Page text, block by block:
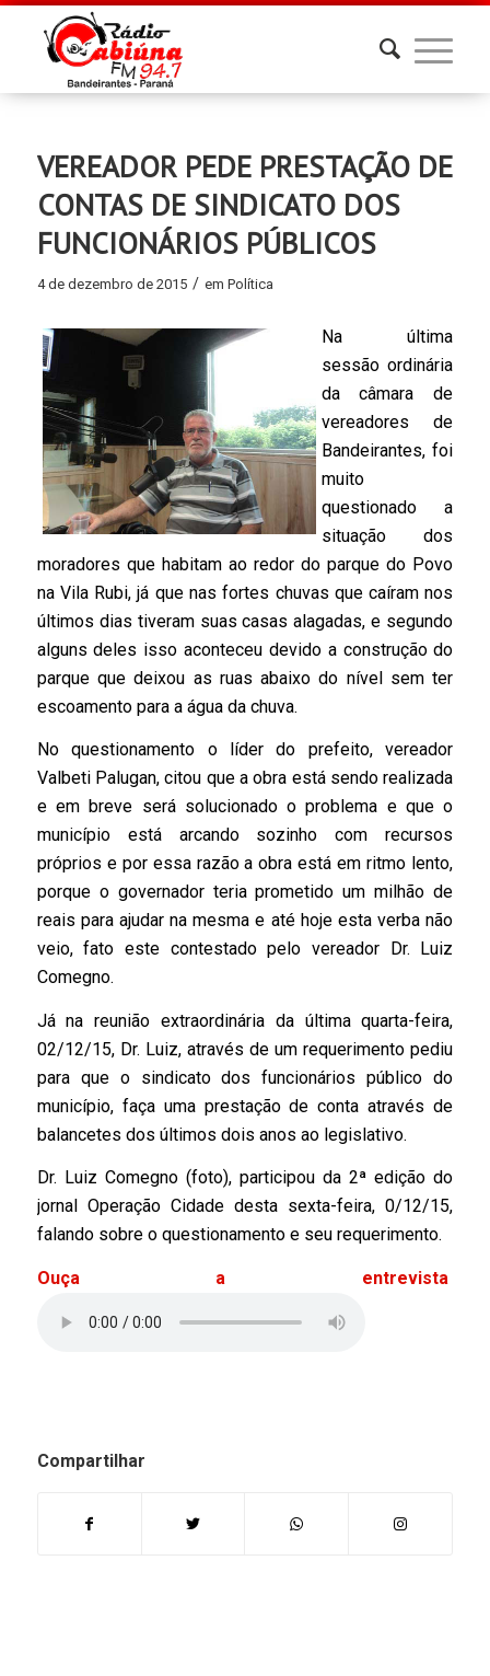
VEREADOR PEDE PRESTAÇÃO DE
CONTAS DE SINDICATO DOS
FUNCIONÁRIOS PÚBLICOS
4 de dezembro de 2015 / em Política
Na última
sessão ordinária
da câmara de
vereadores de
Bandeirantes, foi
muito
questionado a
situação dos
moradores que habitam ao redor do parque do Povo
na Vila Rubi, já que nas fortes chuvas que caíram nos
últimos dias tiveram suas casas alagadas, e segundo
alguns deles isso aconteceu devido a construção do
parque que deixou as ruas abaixo do nível sem ter
escoamento para a água da chuva.
No questionamento o líder do prefeito, vereador
Valbeti Palugan, citou que a obra está sendo realizada
e em breve será solucionado o problema e que o
município está arcando sozinho com recursos
próprios e por essa razão a obra está em ritmo lento,
porque o governador teria prometido um milhão de
reais para ajudar na mesma e até hoje esta verba não
veio, fato este contestado pelo vereador Dr. Luiz
Comegno.
Já na reunião extraordinária da última quarta-feira,
02/12/15, Dr. Luiz, através de um requerimento pediu
para que o sindicato dos funcionários público do
município, faça uma prestação de conta através de
balancetes dos últimos dois anos ao legislativo.
Dr. Luiz Comegno (foto), participou da 2ª edição do
jornal Operação Cidade desta sexta-feira, 0/12/15,
falando sobre o questionamento e seu requerimento.
Ouça a entrevista
Compartilhar